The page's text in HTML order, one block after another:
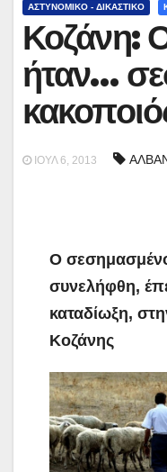
ΑΣΤΥΝΟΜΙΚΟ - ΔΙΚΑΣΤΙΚΟ
Κοζάνη:
ήταν…
ΙΟΎΛ 6, 2013
Ο
συνελήφθη,
καταδίωξη,
Κοζάνης